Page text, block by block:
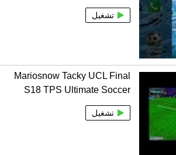
تشغيل
Mariosnow Tacky UCL Final
S18 TPS Ultimate Soccer
تشغيل